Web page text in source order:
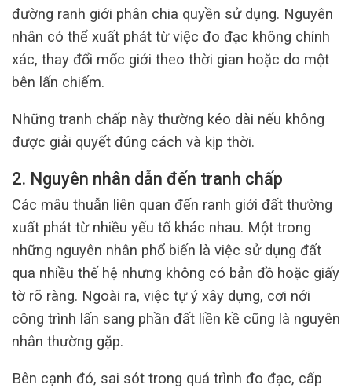
đường ranh giới phân chia quyền sử dụng. Nguyên
nhân có thể xuất phát từ việc đo đạc không chính
xác, thay đổi mốc giới theo thời gian hoặc do một
bên lấn chiếm.
Những tranh chấp này thường kéo dài nếu không
được giải quyết đúng cách và kịp thời.
2. Nguyên nhân dẫn đến tranh chấp
Các mâu thuẫn liên quan đến ranh giới đất thường
xuất phát từ nhiều yếu tố khác nhau. Một trong
những nguyên nhân phổ biến là việc sử dụng đất
qua nhiều thế hệ nhưng không có bản đồ hoặc giấy
tờ rõ ràng. Ngoài ra, việc tự ý xây dựng, cơi nới
công trình lấn sang phần đất liền kề cũng là nguyên
nhân thường gặp.
Bên cạnh đó, sai sót trong quá trình đo đạc, cấp